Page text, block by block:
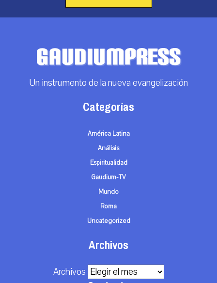
Un instrumento de la nueva evangelización
Categorías
América Latina
Análisis
Espiritualidad
Gaudium-TV
Mundo
Roma
Uncategorized
Archivos
Archivos